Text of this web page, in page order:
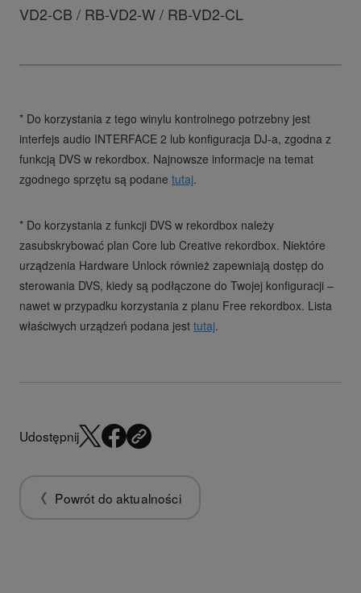
VD2-CB / RB-VD2-W / RB-VD2-CL
* Do korzystania z tego winylu kontrolnego potrzebny jest
interfejs audio INTERFACE 2 lub konfiguracja DJ-a, zgodna z
funkcją DVS w rekordbox. Najnowsze informacje na temat
zgodnego sprzętu są podane tutaj.
* Do korzystania z funkcji DVS w rekordbox należy
zasubskrybować plan Core lub Creative rekordbox. Niektóre
urządzenia Hardware Unlock również zapewniają dostęp do
sterowania DVS, kiedy są podłączone do Twojej konfiguracji ‒
nawet w przypadku korzystania z planu Free rekordbox. Lista
właściwych urządzeń podana jest tutaj.
Udostępnij
Powrót do aktualności